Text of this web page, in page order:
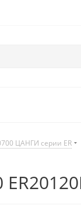
ЦАНГИ серии ER